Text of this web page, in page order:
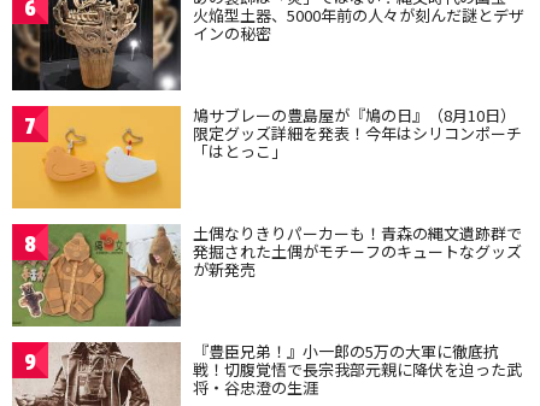
6 火焔型土器、5000年前の人々が刻んだ謎とデザ
インの秘密
7 鳩サブレーの豊島屋が『鳩の日』（8月10日）
限定グッズ詳細を発表！今年はシリコンポーチ
「はとっこ」
8 土偶なりきりパーカーも！青森の縄文遺跡群で
発掘された土偶がモチーフのキュートなグッズ
が新発売
9 『豊臣兄弟！』小一郎の5万の大軍に徹底抗
戦！切腹覚悟で長宗我部元親に降伏を迫った武
将・谷忠澄の生涯